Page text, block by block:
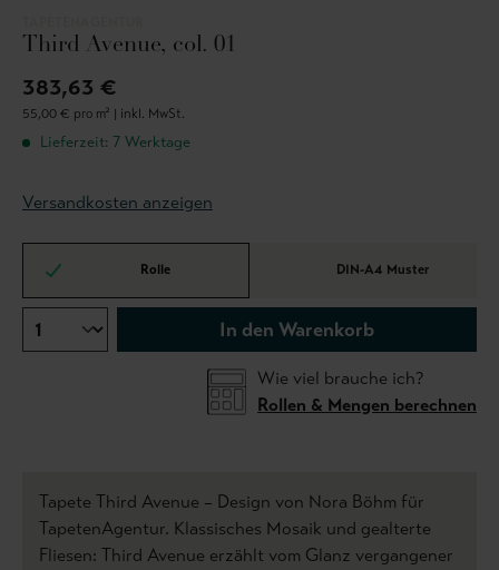
Third Avenue, col. 01
383,63 €
55,00 € pro m² | inkl. MwSt.
Lieferzeit: 7 Werktage
Versandkosten anzeigen
Rolle DIN-A4 Muster
In den Warenkorb
Wie viel brauche ich?
Rollen & Mengen berechnen
Tapete Third Avenue – Design von Nora Böhm für
TapetenAgentur. Klassisches Mosaik und gealterte
Fliesen: Third Avenue erzählt vom Glanz vergangener